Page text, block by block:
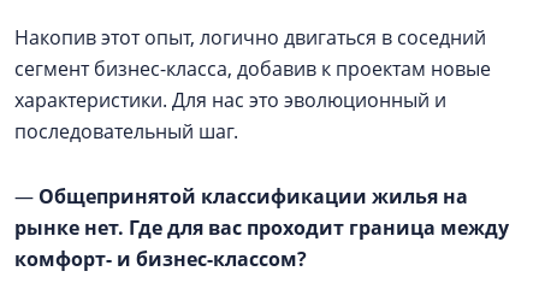
Накопив этот опыт, логично двигаться в соседний
сегмент бизнес-класса, добавив к проектам новые
характеристики. Для нас это эволюционный и
последовательный шаг.
— Общепринятой классификации жилья на
рынке нет. Где для вас проходит граница между
комфорт- и бизнес-классом?